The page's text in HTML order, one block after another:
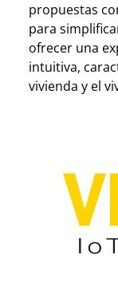
propuestas
para
ofrecer una
intuitiva,
vivienda y el